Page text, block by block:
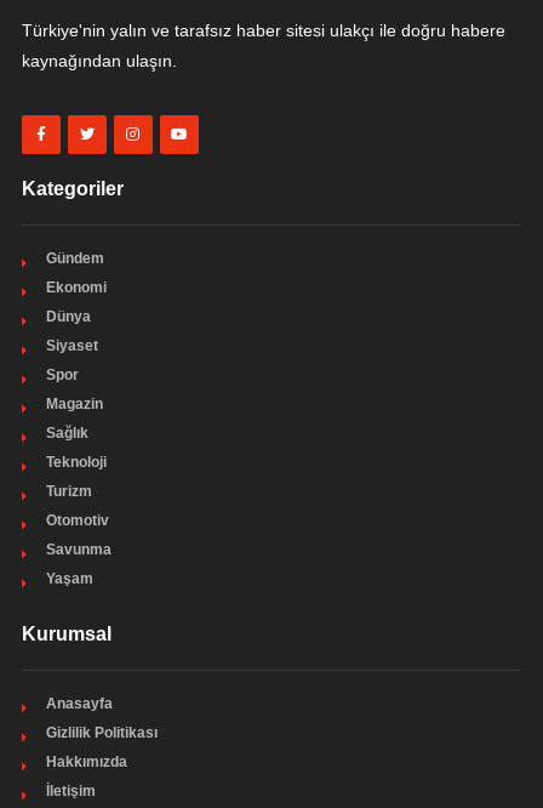
Türkiye'nin yalın ve tarafsız haber sitesi ulakçı ile doğru habere
kaynağından ulaşın.
Kategoriler
Gündem
Ekonomi
Dünya
Siyaset
Spor
Magazin
Sağlık
Teknoloji
Turizm
Otomotiv
Savunma
Yaşam
Kurumsal
Anasayfa
Gizlilik Politikası
Hakkımızda
İletişim